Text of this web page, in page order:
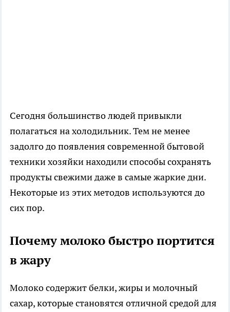
Сегодня большинство людей привыкли
полагаться на холодильник. Тем не менее
задолго до появления современной бытовой
техники хозяйки находили способы сохранять
продукты свежими даже в самые жаркие дни.
Некоторые из этих методов используются до
сих пор.
Почему молоко быстро портится
в жару
Молоко содержит белки, жиры и молочный
сахар, которые становятся отличной средой для